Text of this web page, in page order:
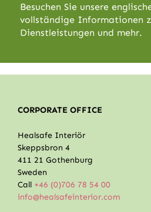
Besuchen Sie unsere
vollständige Informationen
Dienstleistungen und mehr.
CORPORATE OFFICE
Healsafe Interiör
Skeppsbron 4
411 21 Gothenburg
Sweden
Call +46 (0)706 78 54 00
info@healsafeinterior.com